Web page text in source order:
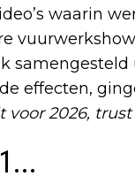
waarin
effecten,
voor 2026, trust